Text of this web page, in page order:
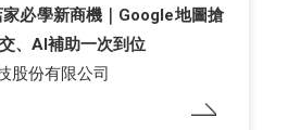
家必學新商機｜Google地圖搶
、AI補助一次到位
股份有限公司